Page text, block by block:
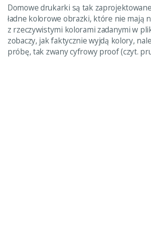
Domowe drukarki są tak
ładne kolorowe obrazki, które nie mają
z rzeczywistymi kolorami zadanymi w
zobaczy, jak faktycznie wyjdą kolory,
próbę, tak zwany cyfrowy proof (czyt.